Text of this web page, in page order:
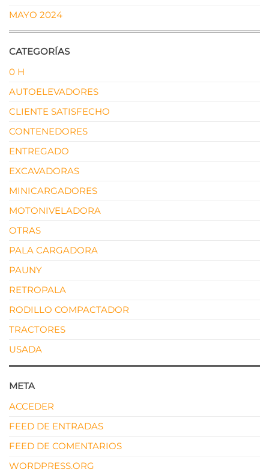
MAYO 2024
CATEGORÍAS
0 H
AUTOELEVADORES
CLIENTE SATISFECHO
CONTENEDORES
ENTREGADO
EXCAVADORAS
MINICARGADORES
MOTONIVELADORA
OTRAS
PALA CARGADORA
PAUNY
RETROPALA
RODILLO COMPACTADOR
TRACTORES
USADA
META
ACCEDER
FEED DE ENTRADAS
FEED DE COMENTARIOS
WORDPRESS.ORG